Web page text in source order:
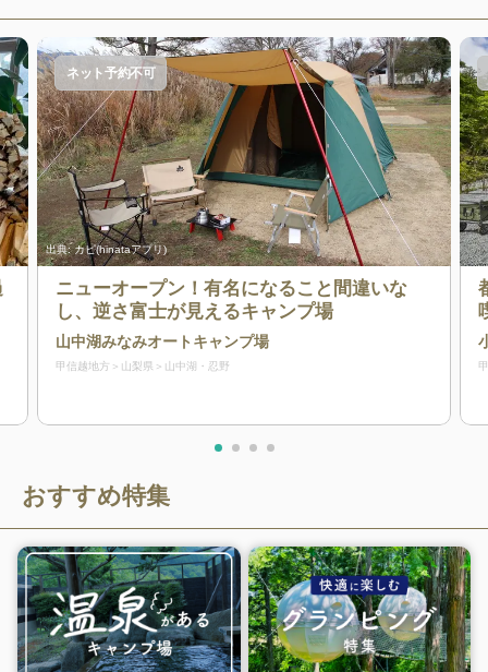
出典:カピ(hinataアプリ)
ネット予約不可
ニューオープン！有名になること間違いな
し、逆さ富士が見えるキャンプ場
山中湖みなみオートキャンプ場
甲信越地方 山梨県 山中湖・忍野
おすすめ特集